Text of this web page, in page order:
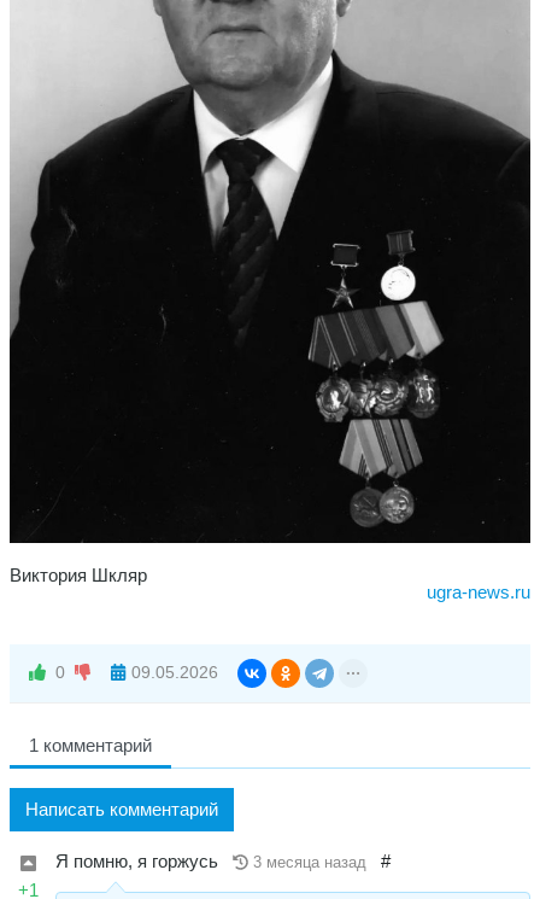
Виктория Шкляр
ugra-news.ru
0 09.05.2026
1 комментарий
Написать комментарий
+1
Я помню, я горжусь 3 месяца назад #